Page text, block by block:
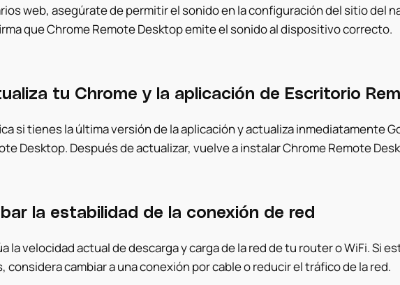
web, asegúrate de permitir el sonido en la configuración del sitio del
que Chrome Remote Desktop emite el sonido al dispositivo correcto.
tu Chrome y la aplicación de Escritorio
si tienes la última versión de la aplicación y actualiza inmediatamente
Desktop. Después de actualizar, vuelve a instalar Chrome Remote
la estabilidad de la conexión de red
la velocidad actual de descarga y carga de la red de tu router o WiFi. Si
considera cambiar a una conexión por cable o reducir el tráfico de la red.